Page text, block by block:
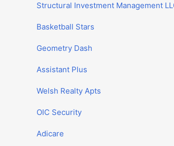
Structural Investment Management
Basketball Stars
Geometry Dash
Assistant Plus
Welsh Realty Apts
OIC Security
Adicare